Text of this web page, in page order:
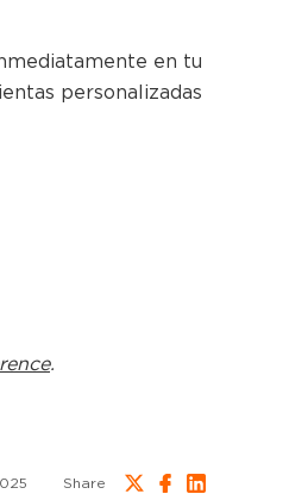
en tu
personalizadas
.
Share